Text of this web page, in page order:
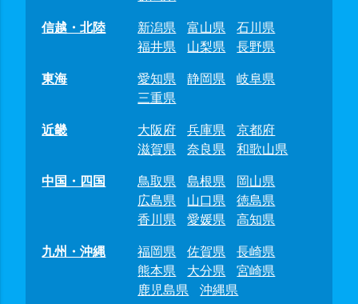
信越・北陸
新潟県 富山県
石川県
福井県
山梨県
長野県
東海
愛知県 静岡県
岐阜県
三重県
近畿
大阪府 兵庫県
京都府
滋賀県
奈良県
和歌山県
中国・四国
鳥取県 島根県
岡山県
広島県
山口県
徳島県
香川県
愛媛県
高知県
九州・沖縄
福岡県 佐賀県
長崎県
熊本県
大分県
宮崎県
鹿児島県
沖縄県